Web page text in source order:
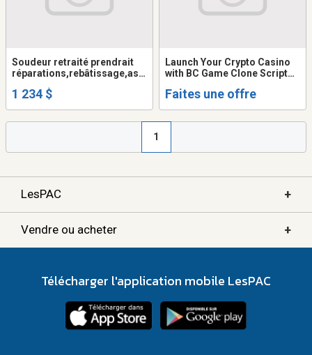
Soudeur retraité prendrait
réparations,rebâtissage,ass
1 234 $
Launch Your Crypto Casino
with BC Game Clone Script
Faites une offre
1
LesPAC +
Vendre ou acheter +
Télécharger l'application mobile LesPAC